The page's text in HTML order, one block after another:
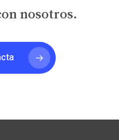
nosotros.